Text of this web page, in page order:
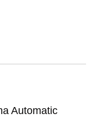
Automatic